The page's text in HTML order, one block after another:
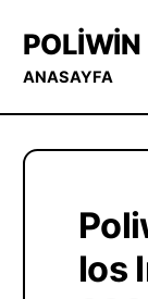
POLIWIN
ANASAYFA
Ios